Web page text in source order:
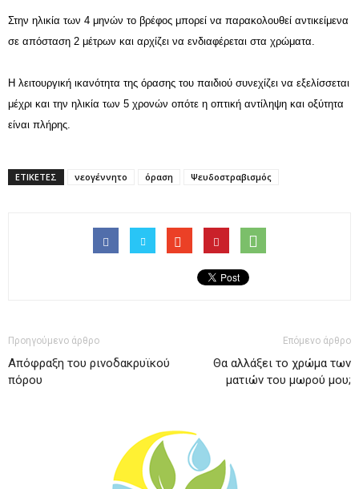
Στην ηλικία των 4 μηνών το βρέφος μπορεί να παρακολουθεί αντικείμενα
σε απόσταση 2 μέτρων και αρχίζει να ενδιαφέρεται στα χρώματα.
Η λειτουργική ικανότητα της όρασης του παιδιού συνεχίζει να εξελίσσεται
μέχρι και την ηλικία των 5 χρονών οπότε η οπτική αντίληψη και οξύτητα
είναι πλήρης.
ΕΤΙΚΕΤΕΣ νεογέννητο όραση Ψευδοστραβισμός
Προηγούμενο άρθρο
Απόφραξη του ρινοδακρυϊκού
πόρου
Επόμενο άρθρο
Θα αλλάξει το χρώμα των
ματιών του μωρού μου;